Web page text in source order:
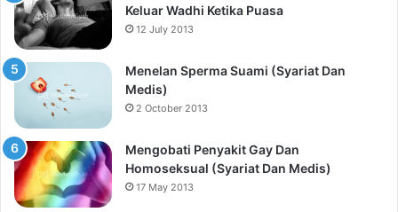
Keluar Wadhi Ketika Puasa
12 July 2013
Menelan Sperma Suami (Syariat Dan
Medis)
2 October 2013
Mengobati Penyakit Gay Dan
Homoseksual (Syariat Dan Medis)
17 May 2013